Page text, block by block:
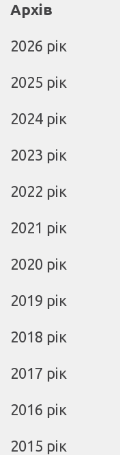
Архів
2026 рік
2025 рік
2024 рік
2023 рік
2022 рік
2021 рік
2020 рік
2019 рік
2018 рік
2017 рік
2016 рік
2015 рік